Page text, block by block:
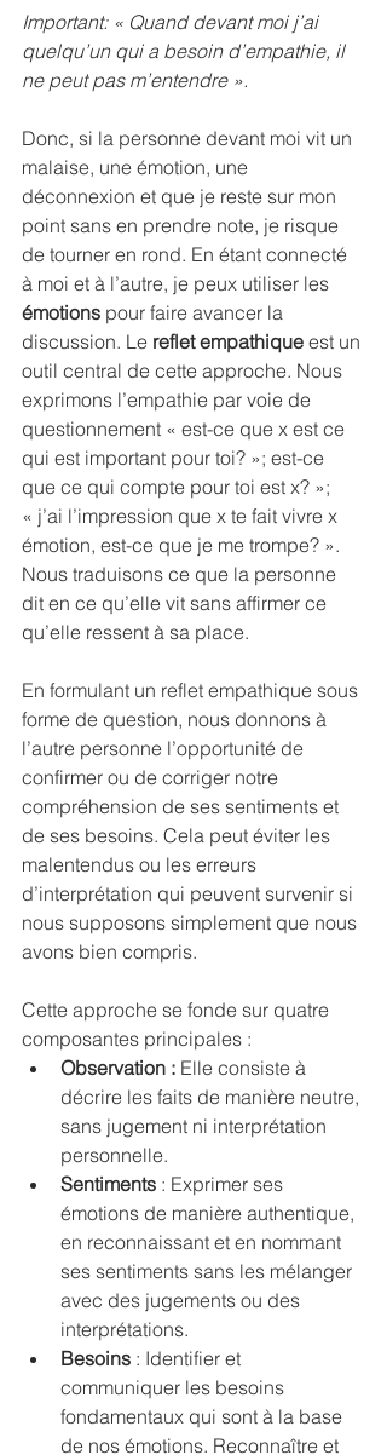
Important: « Quand devant moi j’ai
quelqu’un qui a besoin d’empathie, il
ne peut pas m’entendre ».
Donc, si la personne devant moi vit un
malaise, une émotion, une
déconnexion et que je reste sur mon
point sans en prendre note, je risque
de tourner en rond. En étant connecté
à moi et à l’autre, je peux utiliser les
émotions pour faire avancer la
discussion. Le reflet empathique est un
outil central de cette approche. Nous
exprimons l’empathie par voie de
questionnement « est-ce que x est ce
qui est important pour toi? »; est-ce
que ce qui compte pour toi est x? »;
« j’ai l’impression que x te fait vivre x
émotion, est-ce que je me trompe? ».
Nous traduisons ce que la personne
dit en ce qu’elle vit sans affirmer ce
qu’elle ressent à sa place.
En formulant un reflet empathique sous
forme de question, nous donnons à
l’autre personne l’opportunité de
confirmer ou de corriger notre
compréhension de ses sentiments et
de ses besoins. Cela peut éviter les
malentendus ou les erreurs
d’interprétation qui peuvent survenir si
nous supposons simplement que nous
avons bien compris.
Cette approche se fonde sur quatre
composantes principales :
Observation : Elle consiste à
décrire les faits de manière neutre,
sans jugement ni interprétation
personnelle.
Sentiments : Exprimer ses
émotions de manière authentique,
en reconnaissant et en nommant
ses sentiments sans les mélanger
avec des jugements ou des
interprétations.
Besoins : Identifier et
communiquer les besoins
fondamentaux qui sont à la base
de nos émotions. Reconnaître et